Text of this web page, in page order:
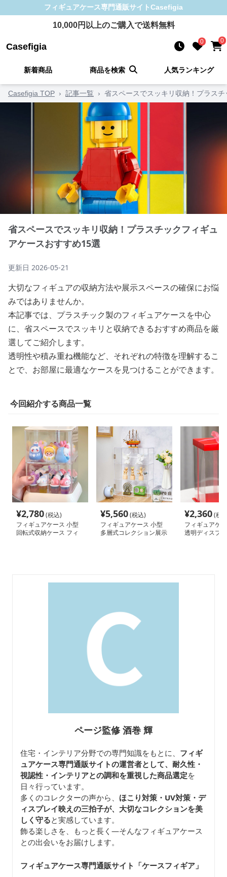
フィギュアケース専門通販サイトCasefigia
10,000円以上のご購入で送料無料
Casefigia 0 0
新着商品 商品を検索 人気ランキング
Casefigia TOP › 記事一覧 › 省スペースでスッキリ収納！プラス
省スペースでスッキリ収納！プラスチックフィギュ
アケースおすすめ15選
更新日 2026-05-21
大切なフィギュアの収納方法や展示スペースの確保にお悩
みではありませんか。
本記事では、プラスチック製のフィギュアケースを中心
に、省スペースでスッキリと収納できるおすすめ商品を厳
選してご紹介します。
透明性や積み重ね機能など、それぞれの特徴を理解するこ
とで、お部屋に最適なケースを見つけることができます。
今回紹介する商品一覧
¥2,780(税込)
フィギュアケース 小型
回転式収納ケース フィ
¥5,560(税込)
フィギュアケース 小型
多層式コレクション展示
¥2,360(税
フィギュアケ
透明ディスプ
ページ監修 酒巻 輝
住宅・インテリア分野での専門知識をもとに、 フィギ
ュアケース専門通販サイトの運営者として、耐久性・
視認性・インテリアとの調和を重視した商品選定を
日々行っています。
多くのコレクターの声から、 ほこり対策・UV対策・デ
ィスプレイ映えの三拍子が、大切なコレクションを美
しく守ると実感しています。
飾る楽しさを、もっと長く—そんなフィギュアケース
との出会いをお届けします。
フィギュアケース専門通販サイト「ケースフィギア 」